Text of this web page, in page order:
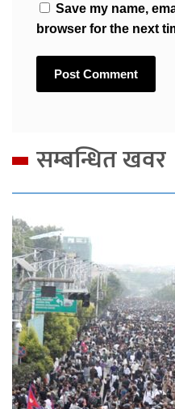
Save my name,
browser for the next
सम्बन्धित खवर